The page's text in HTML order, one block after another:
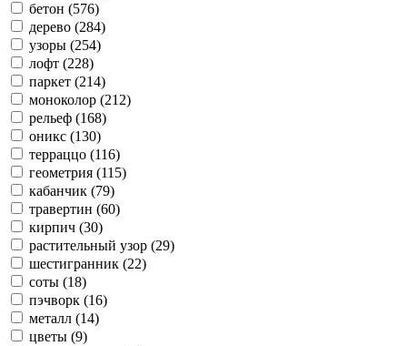
бетон (576)
дерево (284)
узоры (254)
лофт (228)
паркет (214)
моноколор (212)
рельеф (168)
оникс (130)
терраццо (116)
геометрия (115)
кабанчик (79)
травертин (60)
кирпич (30)
растительный узор (29)
шестигранник (22)
соты (18)
пэчворк (16)
металл (14)
цветы (9)